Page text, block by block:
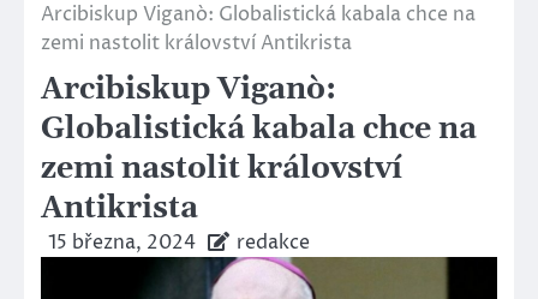
Arcibiskup Viganò: Globalistická kabala chce na
zemi nastolit království Antikrista
Arcibiskup Viganò:
Globalistická kabala chce na
zemi nastolit království
Antikrista
15 března, 2024 redakce